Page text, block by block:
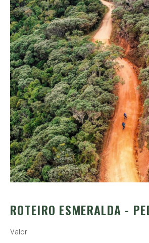
ROTEIRO ESMERALDA -
Valor